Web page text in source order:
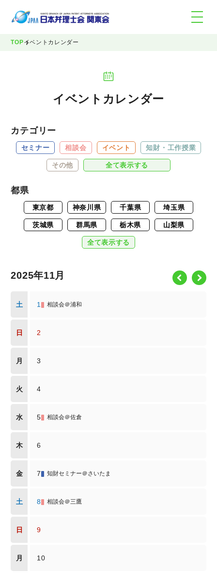
TOPイベントカレンダー
イベントカレンダー
カテゴリー
セミナー 相談会 イベント 知財・工作授業
その他 全て表示する
都県
東京都 神奈川県 千葉県 埼玉県
茨城県 群馬県 栃木県 山梨県
全て表示する
2025年11月
土 1 相談会＠浦和
日 2
月 3
火 4
水 5 相談会＠佐倉
木 6
金 7 知財セミナー＠さいたま
土 8 相談会＠三鷹
日 9
月 10